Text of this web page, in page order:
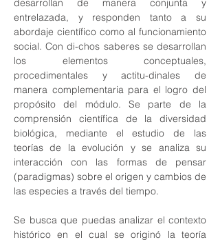
desarrollan de manera conjunta y
entrelazada, y responden tanto a su
abordaje científico como al funcionamiento
social. Con di-chos saberes se desarrollan
los elementos conceptuales,
procedimentales y actitu-dinales de
manera complementaria para el logro del
propósito del módulo. Se parte de la
comprensión científica de la diversidad
biológica, mediante el estudio de las
teorías de la evolución y se analiza su
interacción con las formas de pensar
(paradigmas) sobre el origen y cambios de
las especies a través del tiempo.
Se busca que puedas analizar el contexto
histórico en el cual se originó la teoría